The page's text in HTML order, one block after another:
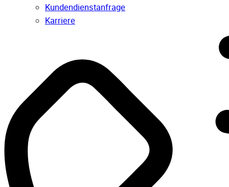
Kunden­dienst­anfrage
Karriere